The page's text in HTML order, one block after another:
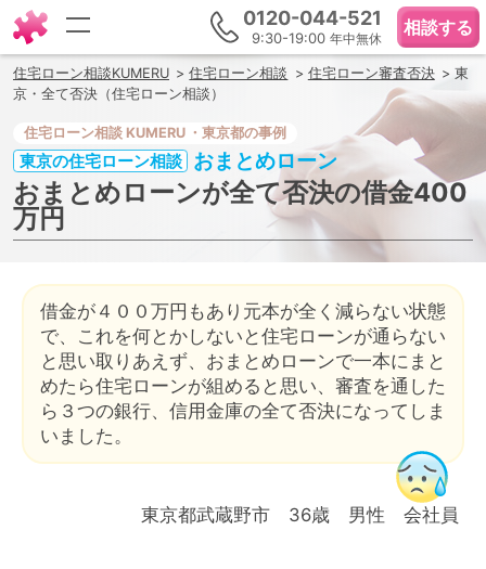
住宅ローン相談KUMERU 住宅ローン相談 住宅ローン審査否決
東
京・全て否決（住宅ローン相談）
住宅ローン相談 ・東京都の事例
東京の住宅ローン相談 おまとめローン
おまとめローンが全て否決の借金400
万円
借金が４００万円もあり元本が全く減らない状態
で、これを何とかしないと住宅ローンが通らない
と思い取りあえず、おまとめローンで一本にまと
めたら住宅ローンが組めると思い、審査を通した
ら３つの銀行、信用金庫の全て否決になってしま
いました。
東京都武蔵野市 36歳 男性 会社員
0120-044-521
9:30-19:00 年中無休
相談する